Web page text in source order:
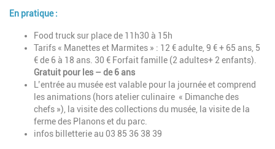
En pratique :
Food truck sur place de 11h30 à 15h
Tarifs « Manettes et Marmites » : 12 € adulte, 9 € + 65 ans, 5
€ de 6 à 18 ans. 30 € Forfait famille (2 adultes+ 2 enfants).
Gratuit pour les – de 6 ans
L’entrée au musée est valable pour la journée et comprend
les animations (hors atelier culinaire « Dimanche des
chefs »), la visite des collections du musée, la visite de la
ferme des Planons et du parc.
infos billetterie au 03 85 36 38 39